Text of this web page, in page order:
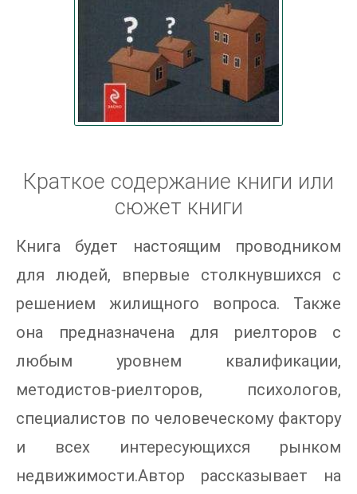
Краткое содержание книги или
сюжет книги
Книга будет настоящим проводником
для людей, впервые столкнувшихся с
решением жилищного вопроса. Также
она предназначена для риелторов с
любым уровнем квалификации,
методистов-риелторов, психологов,
специалистов по человеческому фактору
и всех интересующихся рынком
недвижимости.Автор рассказывает на